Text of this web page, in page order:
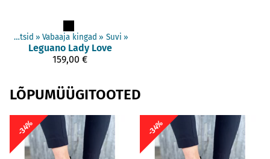
Täiskasvanud jalatsid ‪» Vabaaja kingad ‪» Suvi ‪»
Leguano Lady Love
159,00 €
LÕPUMÜÜGITOOTED
-34% -34%